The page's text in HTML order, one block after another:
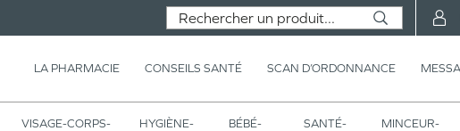
LA PHARMACIE CONSEILS SANTÉ SCAN D’ORDONNANCE
VISAGE-CORPS-
HYGIÈNE-
BÉBÉ-
SANTÉ-
MINCEUR-